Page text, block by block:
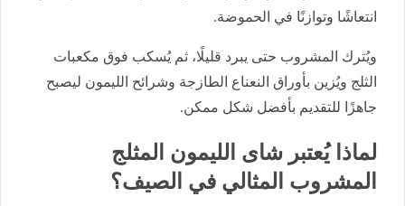
انتعاشًا وتوازنًا في الحموضة.
ويُترك المشروب حتى يبرد قليلًا، ثم يُسكب فوق مكعبات
الثلج ويُزين بأوراق النعناع الطازجة وشرائح الليمون ليصبح
جاهزًا للتقديم بأفضل شكل ممكن.
لماذا يُعتبر شاى الليمون المثلج
المشروب المثالي في الصيف؟